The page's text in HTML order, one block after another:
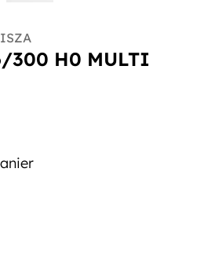
300 H0 MULTI